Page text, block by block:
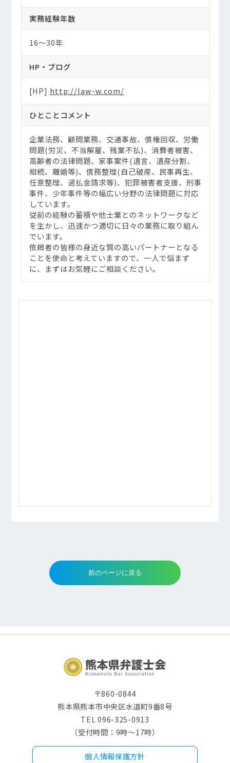
実務経験年数
16～30年
HP・ブログ
[HP] http://law-w.com/
ひとことコメント
企業法務、顧問業務、交通事故、債権回収、労働
問題(労災、不当解雇、残業不払)、消費者被害、
高齢者の法律問題、家事案件(遺言、遺産分割、
相続、離婚等)、債務整理(自己破産、民事再生、
任意整理、過払金請求等)、犯罪被害者支援、刑事
事件、少年事件等の幅広い分野の法律問題に対応
しています。
従前の経験の蓄積や他士業とのネットワークなど
を生かし、迅速かつ適切に日々の業務に取り組ん
でいます。
依頼者の皆様の身近な質の高いパートナーとなる
ことを使命と考えていますので、一人で悩まず
に、まずはお気軽にご相談ください。
〒860-0844
熊本県熊本市中央区水道町9番8号
TEL 096-325-0913
（受付時間：9時～17時）
個人情報保護方針